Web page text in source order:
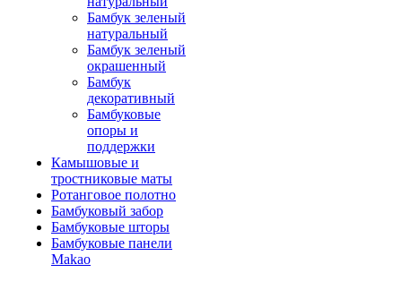
Бамбук зеленый
натуральный
Бамбук зеленый
окрашенный
Бамбук
декоративный
Бамбуковые
опоры и
поддержки
Камышовые и
тростниковые маты
Ротанговое полотно
Бамбуковый забор
Бамбуковые шторы
Бамбуковые панели
Makao